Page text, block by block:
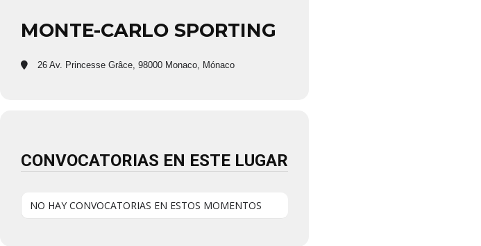
MONTE-CARLO SPORTING
26 Av. Princesse Grâce, 98000 Monaco, Mónaco
CONVOCATORIAS EN ESTE LUGAR
NO HAY CONVOCATORIAS EN ESTOS MOMENTOS